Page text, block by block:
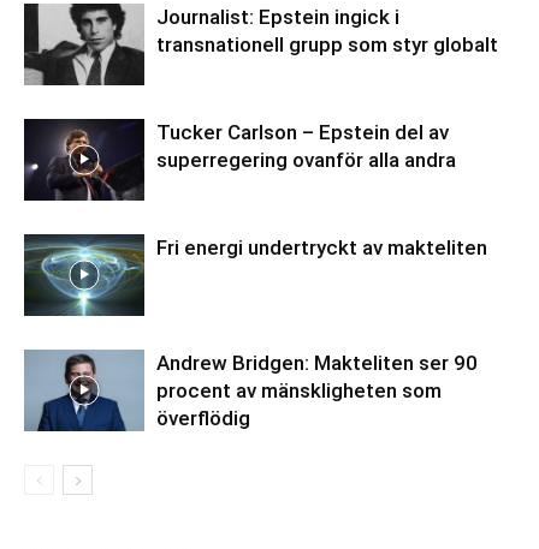
Journalist: Epstein ingick i
transnationell grupp som styr globalt
Tucker Carlson – Epstein del av
superregering ovanför alla andra
Fri energi undertryckt av makteliten
Andrew Bridgen: Makteliten ser 90
procent av mänskligheten som
överflödig